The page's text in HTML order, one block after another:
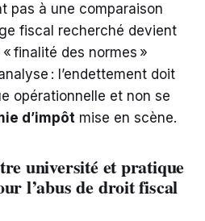
pas à une comparaison
fiscal recherché devient
finalité des normes »
: l’endettement doit
opérationnelle et non se
d’impôt mise en scène.
université et pratique
l’abus de droit fiscal